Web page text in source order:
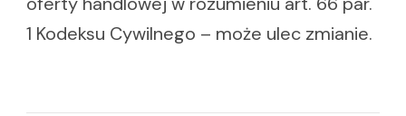
1 Kodeksu Cywilnego – może ulec zmianie.